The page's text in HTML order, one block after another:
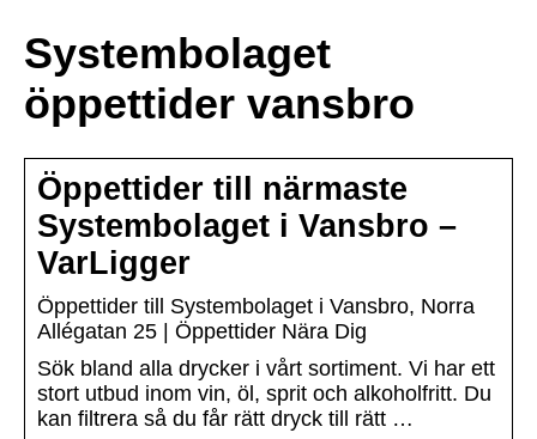
Systembolaget
öppettider vansbro
Öppettider till närmaste
Systembolaget i Vansbro –
VarLigger
Öppettider till Systembolaget i Vansbro, Norra
Allégatan 25 | Öppettider Nära Dig
Sök bland alla drycker i vårt sortiment. Vi har ett
stort utbud inom vin, öl, sprit och alkoholfritt. Du
kan filtrera så du får rätt dryck till rätt …